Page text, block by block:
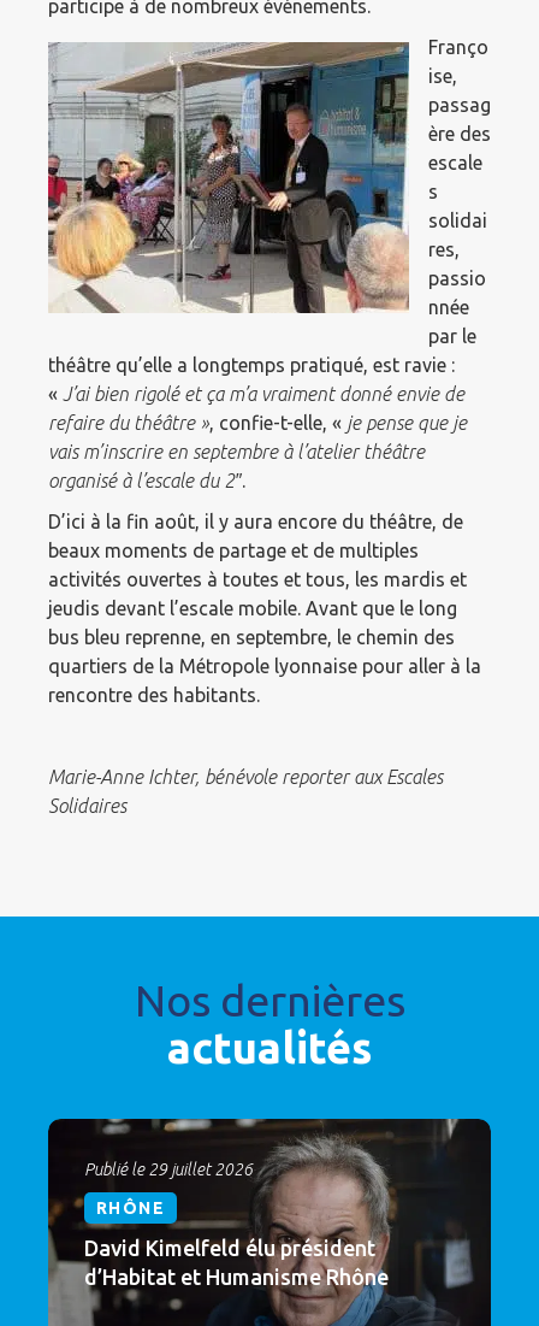
participe à de nombreux événements.
Franço
ise,
passag
ère des
escale
s
solidai
res,
passio
nnée
par le
théâtre qu’elle a longtemps pratiqué, est ravie :
« J’ai bien rigolé et ça m’a vraiment donné envie de
refaire du théâtre », confie-t-elle, « je pense que je
vais m’inscrire en septembre à l’atelier théâtre
organisé à l’escale du 2″.
D’ici à la fin août, il y aura encore du théâtre, de
beaux moments de partage et de multiples
activités ouvertes à toutes et tous, les mardis et
jeudis devant l’escale mobile. Avant que le long
bus bleu reprenne, en septembre, le chemin des
quartiers de la Métropole lyonnaise pour aller à la
rencontre des habitants.
Marie-Anne Ichter, bénévole reporter aux Escales
Solidaires
Nos dernières
actualités
Publié le 29 juillet 2026
RHÔNE
David Kimelfeld élu président
d’Habitat et Humanisme Rhône